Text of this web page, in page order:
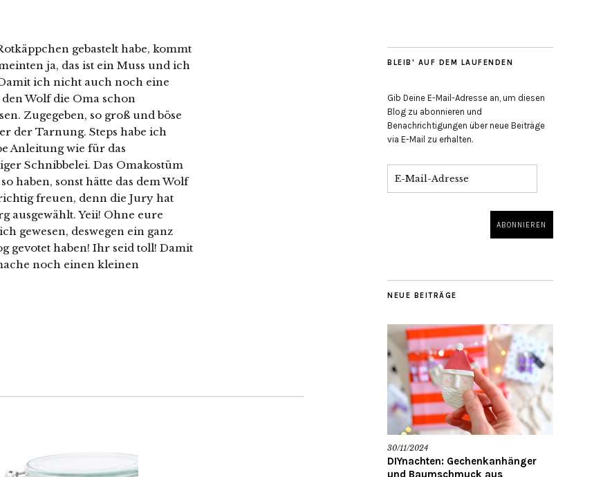
gebastelt habe, kommt
ja, das ist ein Muss und ich
ich nicht auch noch eine
Wolf die Oma schon
Zugegeben, so groß und böse
der Tarnung. Steps habe ich
Anleitung wie für das
Schnibbelei. Das Omakostüm
haben, sonst hätte das dem Wolf
freuen, denn die Jury hat
ausgewählt. Yeii! Ohne eure
gewesen, deswegen ein ganz
gevotet haben! Ihr seid toll! Damit
noch einen kleinen
BLEIB' AUF DEM LAUFENDEN
Gib Deine E-Mail-Adresse an, um diesen
Blog zu abonnieren und
Benachrichtigungen über neue Beiträge
via E-Mail zu erhalten.
NEUE BEITRÄGE
30/11/2024
DIYnachten: Gechenkanhänger
und Baumschmuck aus